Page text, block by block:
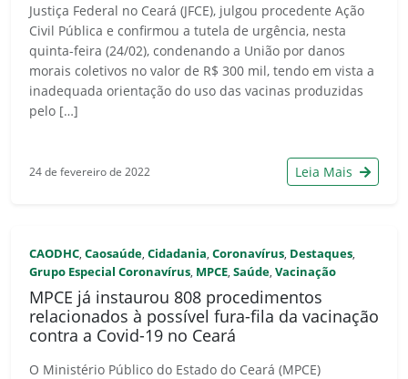
Justiça Federal no Ceará (JFCE), julgou procedente Ação
Civil Pública e confirmou a tutela de urgência, nesta
quinta-feira (24/02), condenando a União por danos
morais coletivos no valor de R$ 300 mil, tendo em vista a
inadequada orientação do uso das vacinas produzidas
pelo […]
24 de fevereiro de 2022 Leia Mais
CAODHC, Caosaúde, Cidadania, Coronavírus, Destaques,
Grupo Especial Coronavírus, MPCE, Saúde, Vacinação
MPCE já instaurou 808 procedimentos
relacionados à possível fura-fila da vacinação
contra a Covid-19 no Ceará
O Ministério Público do Estado do Ceará (MPCE)